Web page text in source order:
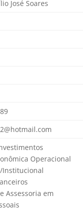
José Soares
Operacional
Institucional
Assessoria em